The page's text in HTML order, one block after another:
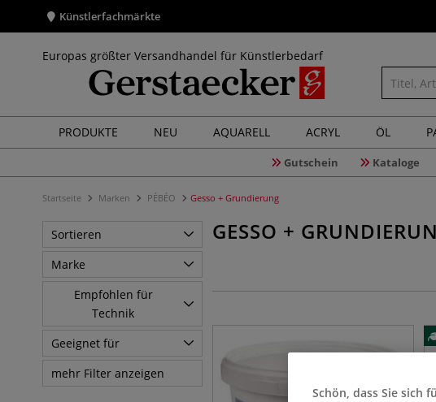
Künstlerfachmärkte
Europas größter Versandhandel für Künstlerbedarf
PRODUKTE NEU AQUARELL ACRYL ÖL
Gutschein Kataloge
Startseite Marken PÉBÉO Gesso + Grundierung
Sortieren
Marke
Empfohlen für
Technik
Geeignet für
mehr Filter anzeigen
GESSO +
Schön, dass Sie sich